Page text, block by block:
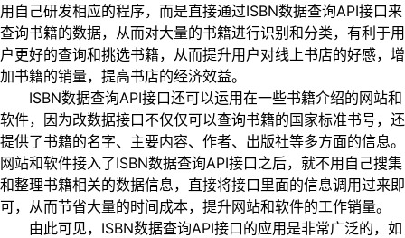
用自己研发相应的程序，而是直接通过ISBN数据查询API接口来
查询书籍的数据，从而对大量的书籍进行识别和分类，有利于用
户更好的查询和挑选书籍，从而提升用户对线上书店的好感，增
加书籍的销量，提高书店的经济效益。
ISBN数据查询API接口还可以运用在一些书籍介绍的网站和
软件，因为改数据接口不仅仅可以查询书籍的国家标准书号，还
提供了书籍的名字、主要内容、作者、出版社等多方面的信息。
网站和软件接入了ISBN数据查询API接口之后，就不用自己搜集
和整理书籍相关的数据信息，直接将接口里面的信息调用过来即
可，从而节省大量的时间成本，提升网站和软件的工作销量。
由此可见，ISBN数据查询API接口的应用是非常广泛的，如